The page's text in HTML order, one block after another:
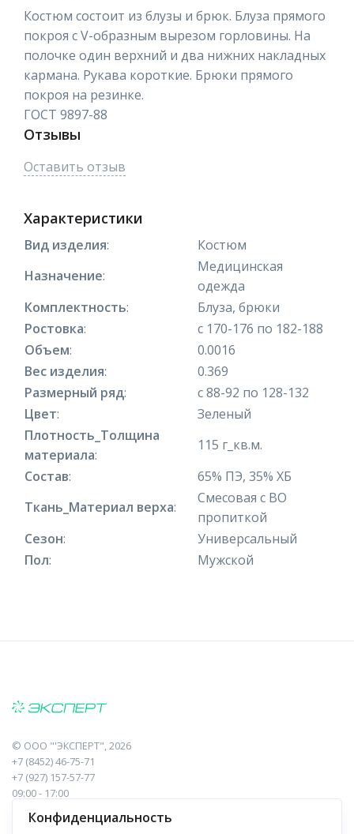
Костюм состоит из блузы и брюк. Блуза прямого
покроя с V-образным вырезом горловины. На
полочке один верхний и два нижних накладных
кармана. Рукава короткие. Брюки прямого
покроя на резинке.
ГОСТ 9897-88
Отзывы
Оставить отзыв
Характеристики
Вид изделия:
Костюм
Назначение:
Медицинская
одежда
Комплектность:
Блуза, брюки
Ростовка:
с 170-176 по 182-188
Объем:
0.0016
Вес изделия:
0.369
Размерный ряд:
с 88-92 по 128-132
Цвет:
Зеленый
Плотность_Толщина
материала:
115 г_кв.м.
Состав:
65% ПЭ, 35% ХБ
Ткань_Материал верха:
Смесовая с ВО
пропиткой
Сезон:
Универсальный
Пол: Мужской
© ООО "'ЭКСПЕРТ", 2026
+7 (8452) 46-75-71
+7 (927) 157-57-77
09:00 - 17:00
410017, Саратов, Пугачева, 10 к1, оф.23
Конфиденциальность